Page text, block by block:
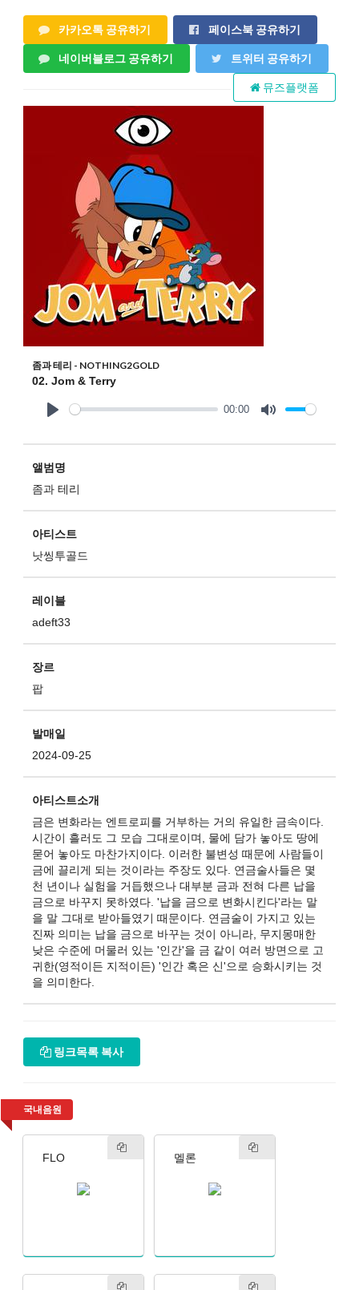
카카오톡 공유하기 페이스북 공유하기
네이버블로그 공유하기 트위터 공유하기
뮤즈플랫폼
좀과 테리 - NOTHING2GOLD
02. Jom & Terry
00:00
앨범명
좀과 테리
아티스트
낫씽투골드
레이블
adeft33
장르
팝
발매일
2024-09-25
아티스트소개
금은 변화라는 엔트로피를 거부하는 거의 유일한 금속이다.
시간이 흘러도 그 모습 그대로이며, 물에 담가 놓아도 땅에
묻어 놓아도 마찬가지이다. 이러한 불변성 때문에 사람들이
금에 끌리게 되는 것이라는 주장도 있다. 연금술사들은 몇
천 년이나 실험을 거듭했으나 대부분 금과 전혀 다른 납을
금으로 바꾸지 못하였다. '납을 금으로 변화시킨다'라는 말
을 말 그대로 받아들였기 때문이다. 연금술이 가지고 있는
진짜 의미는 납을 금으로 바꾸는 것이 아니라, 무지몽매한
낮은 수준에 머물러 있는 '인간'을 금 같이 여러 방면으로 고
귀한(영적이든 지적이든) '인간 혹은 신'으로 승화시키는 것
을 의미한다.
링크목록 복사
국내음원
FLO 멜론